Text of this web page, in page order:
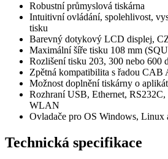
Robustní průmyslová tiskárna
Intuitivní ovládání, spolehlivost,
tisku
Barevný dotykový LCD displej,
Maximální šíře tisku 108 mm
Rozlišení tisku 203, 300 nebo 600
Zpětná kompatibilita s řadou CAB
Možnost doplnění tiskárny o
Rozhraní USB, Ethernet,
WLAN
Ovladače pro OS Windows, Linux
Technická specifikace